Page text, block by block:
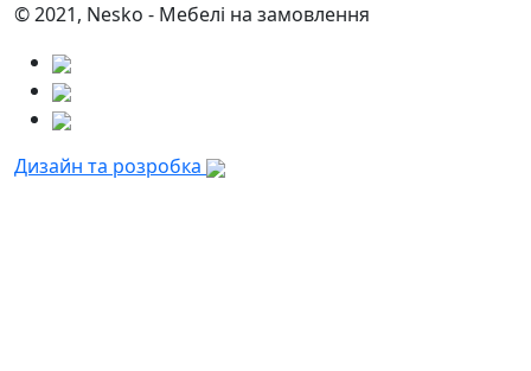
© 2021, Nesko - Мебелі на замовлення
Дизайн та розробка